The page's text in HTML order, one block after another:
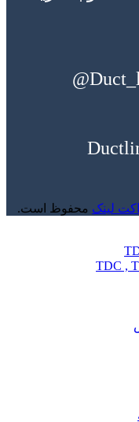
لینک محفوظ است.